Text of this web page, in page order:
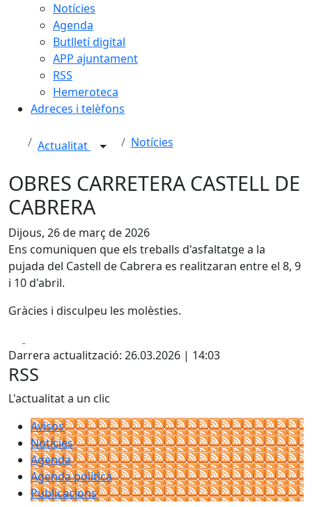
Notícies
Agenda
Butlletí digital
APP ajuntament
RSS
Hemeroteca
Adreces i telèfons
Actualitat Notícies
OBRES CARRETERA CASTELL DE
CABRERA
Dijous, 26 de març de 2026
Ens comuniquen que els treballs d'asfaltatge a la
pujada del Castell de Cabrera es realitzaran entre el 8, 9
i 10 d'abril.
Gràcies i disculpeu les molèsties.
Darrera actualització: 26.03.2026 | 14:03
RSS
L'actualitat a un clic
Avisos
Notícies
Agenda
Agenda política
Publicacions